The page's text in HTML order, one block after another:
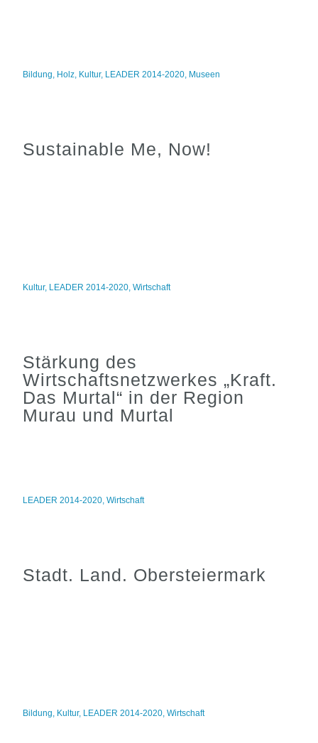
Bildung, Holz, Kultur, LEADER 2014-2020, Museen
Sustainable Me, Now!
Kultur, LEADER 2014-2020,Wirtschaft
Stärkung des
Wirtschaftsnetzwerkes „Kraft.
Das Murtal“ in der Region
Murau und Murtal
LEADER 2014-2020,Wirtschaft
Stadt. Land. Obersteiermark
Bildung, Kultur, LEADER 2014-2020,Wirtschaft